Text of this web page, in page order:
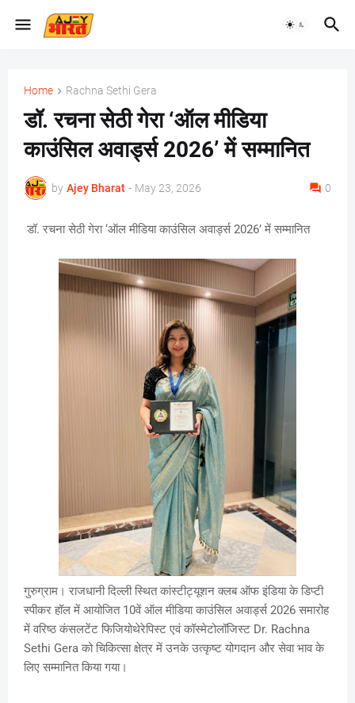
Home Rachna Sethi Gera
डॉ. रचना सेठी गेरा ‘ऑल मीडिया
काउंसिल अवार्ड्स 2026’ में सम्मानित
by Ajey Bharat - May 23, 2026 0
डॉ. रचना सेठी गेरा ‘ऑल मीडिया काउंसिल अवार्ड्स 2026’ में सम्मानित
गुरुग्राम। राजधानी दिल्ली स्थित कांस्टीट्यूशन क्लब ऑफ इंडिया के डिप्टी
स्पीकर हॉल में आयोजित 10वें ऑल मीडिया काउंसिल अवार्ड्स 2026 समारोह
में वरिष्ठ कंसलटेंट फिजियोथेरेपिस्ट एवं कॉस्मेटोलॉजिस्ट Dr. Rachna
Sethi Gera को चिकित्सा क्षेत्र में उनके उत्कृष्ट योगदान और सेवा भाव के
लिए सम्मानित किया गया।